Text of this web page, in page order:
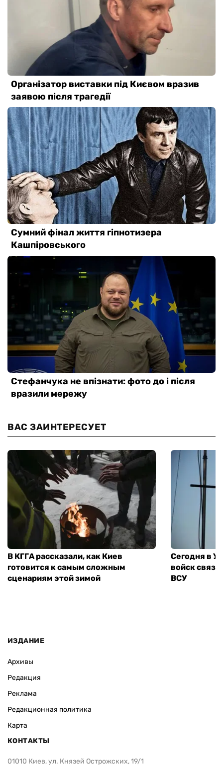
ВАС ЗАИНТЕРЕСУЕТ
В КГГА рассказали, как Киев
готовится к самым сложным
сценариям этой зимой
Сегодня в
войск
ВСУ
ИЗДАНИЕ
Архивы
Редакция
Реклама
Редакционная политика
Карта
КОНТАКТЫ
01010 Киев, ул. Князей Острожских, 19/1